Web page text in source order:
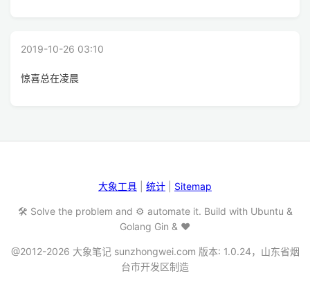
2019-10-26 03:10
惊喜总在凌晨
大象工具 统计 Sitemap
🛠️ Solve the problem and ⚙️ automate it. Build with Ubuntu &
Golang Gin & ❤️
@2012-2026 大象笔记 sunzhongwei.com 版本: 1.0.24，山东省烟
台市开发区制造